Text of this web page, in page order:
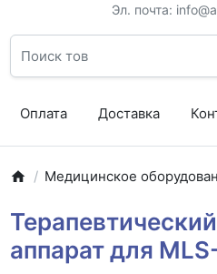
Эл. почта:
Оплата Доставка
Медицинское
аппарат для